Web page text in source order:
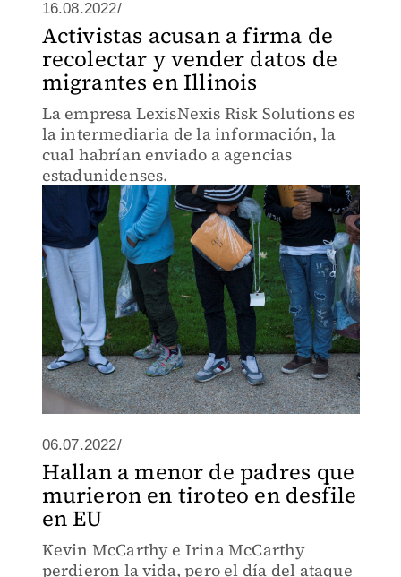
16.08.2022/
Activistas acusan a firma de
recolectar y vender datos de
migrantes en Illinois
La empresa LexisNexis Risk Solutions es
la intermediaria de la información, la
cual habrían enviado a agencias
estadunidenses.
06.07.2022/
Hallan a menor de padres que
murieron en tiroteo en desfile
en EU
Kevin McCarthy e Irina McCarthy
perdieron la vida, pero el día del ataque